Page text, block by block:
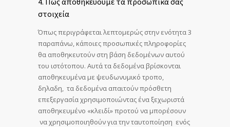
στοιχεία
Όπως περιγράφεται λεπτομερώς στην ενότητα 3
παραπάνω, κάποιες προσωπικές πληροφορίες
θα αποθηκευτούν στη βάση δεδομένων αυτού
του ιστότοπου. Αυτά τα δεδομένα βρίσκονται
αποθηκευμένα με ψευδωνυμικό τροπο,
δηλαδη, τα δεδομένα απαιτούν πρόσθετη
επεξεργασία χρησιμοποιώντας ένα ξεχωριστά
αποθηκευμένο «κλειδί» προτού να μπορέσουν
να χρησιμοποιηθούν για την ταυτοποίηση ενός